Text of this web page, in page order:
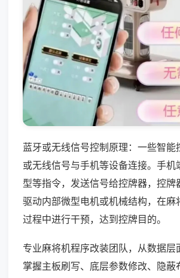
蓝牙或无线信号控制原理：一些智能
或无线信号与手机等设备连接。手机
型等指令，发送信号给控牌器，控牌
驱动内部微型电机或机械结构，在麻
过程中进行干预，达到控牌目的。
专业麻将机程序改装团队，从数据层
掌握主板刷写、底层参数修改、隐蔽